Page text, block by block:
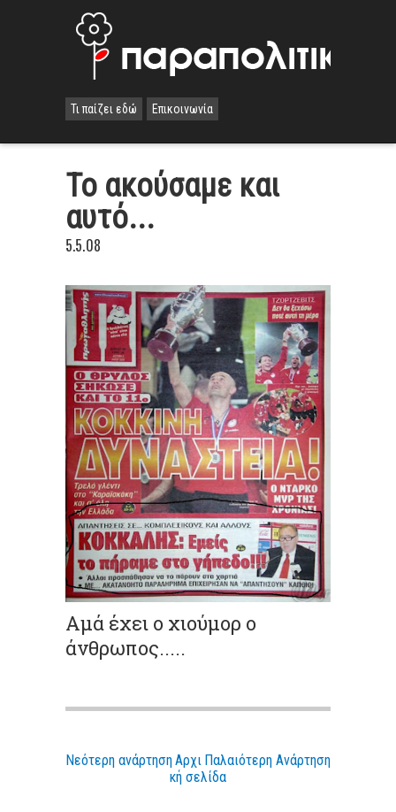
Τι παίζει εδώ Επικοινωνία
Το ακούσαμε και
αυτό...
5.5.08
Αμά έχει ο χιούμορ ο
άνθρωπος.....
Νεότερη ανάρτηση Παλαιότερη Ανάρτηση
Αρχι
κή σελίδα